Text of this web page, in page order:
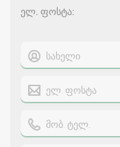
ელ. ფოსტა